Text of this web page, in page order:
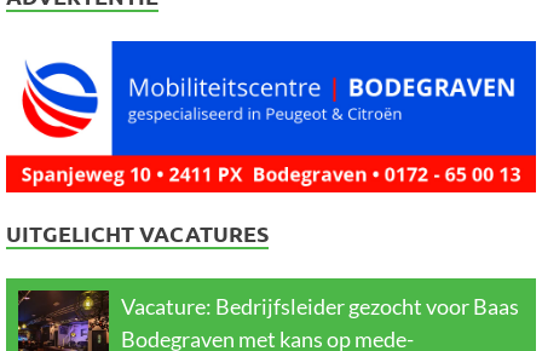
UITGELICHT VACATURES
Vacature: Bedrijfsleider gezocht voor Baas
Bodegraven met kans op mede-